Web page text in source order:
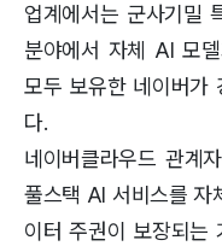
업계에서는 군사기밀
분야에서 자체 AI 모
모두 보유한 네이버가
다.
네이버클라우드 관계
풀스택 AI 서비스를 자
이터 주권이 보장되는